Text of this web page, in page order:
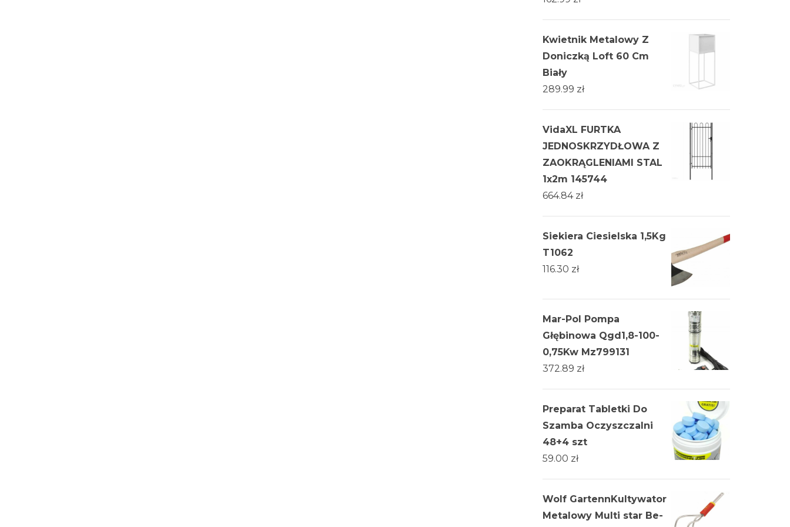
Kwietnik Metalowy Z
Doniczką Loft 60 Cm
Biały
289.99 zł
VidaXL FURTKA
JEDNOSKRZYDŁOWA Z
ZAOKRĄGLENIAMI STAL
1x2m 145744
664.84 zł
Siekiera Ciesielska 1,5Kg
T1062
116.30 zł
Mar-Pol Pompa
Głębinowa Qgd1,8-100-
0,75Kw Mz799131
372.89 zł
Preparat Tabletki Do
Szamba Oczyszczalni
48+4 szt
59.00 zł
Wolf GartennKultywator
Metalowy Multi star Be-